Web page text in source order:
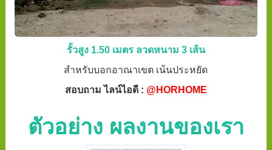
รั้วสูง 1.50 เมตร ลวดหนาม 3 เส้น
สำหรับบอกอาณาเขต เน้นประหยัด
สอบถาม ไลน์ไอดี : @HORHOME
ตัวอย่าง ผลงานของเรา